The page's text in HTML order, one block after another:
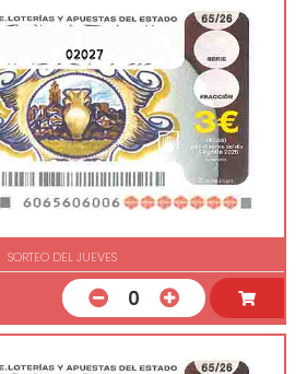
02027
SORTEO DEL JUEVES
0